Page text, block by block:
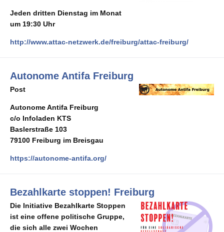
Jeden dritten Dienstag im Monat
um 19:30 Uhr
http://www.attac-netzwerk.de/freiburg/attac-freiburg/
Autonome Antifa Freiburg
Post
Autonome Antifa Freiburg
c/o Infoladen KTS
Baslerstraße 103
79100 Freiburg im Breisgau
https://autonome-antifa.org/
Bezahlkarte stoppen! Freiburg
Die Initiative Bezahlkarte Stoppen
ist eine offene politische Gruppe,
die sich alle zwei Wochen